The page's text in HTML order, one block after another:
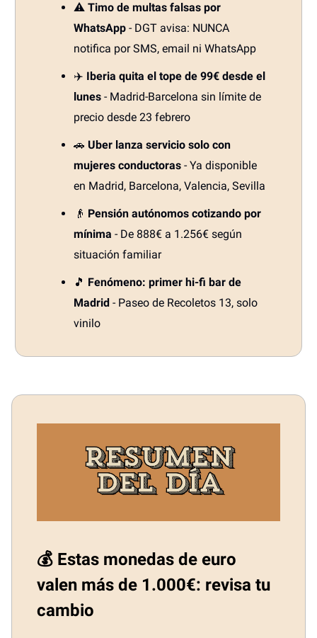
⚠️ Timo de multas falsas por
WhatsApp - DGT avisa: NUNCA
notifica por SMS, email ni WhatsApp
✈️ Iberia quita el tope de 99€ desde el
lunes - Madrid-Barcelona sin límite de
precio desde 23 febrero
🚗 Uber lanza servicio solo con
mujeres conductoras - Ya disponible
en Madrid, Barcelona, Valencia, Sevilla
👴 Pensión autónomos cotizando por
mínima - De 888€ a 1.256€ según
situación familiar
🎵 Fenómeno: primer hi-fi bar de
Madrid - Paseo de Recoletos 13, solo
vinilo
💰 Estas monedas de euro
valen más de 1.000€: revisa tu
cambio